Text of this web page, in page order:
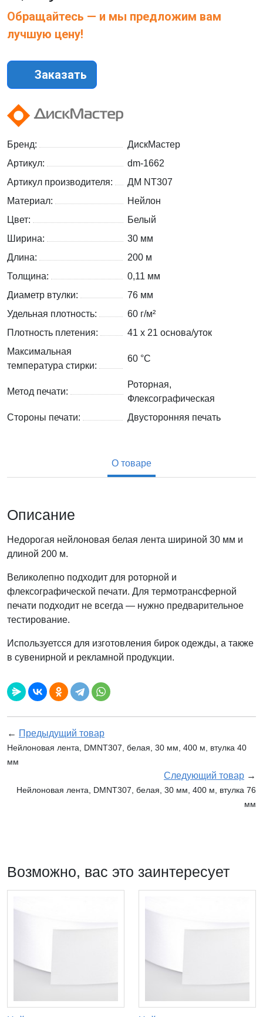
Обращайтесь — и мы предложим вам
лучшую цену!
Заказать
Бренд:
ДискМастер
Артикул:
dm-1662
Артикул производителя:
ДМ NT307
Материал:
Нейлон
Цвет:
Белый
Ширина:
30 мм
Длина:
200 м
Толщина:
0,11 мм
Диаметр втулки:
76 мм
Удельная плотность:
60 г/м²
Плотность плетения:
41 х 21 основа/уток
Максимальная
температура стирки:
60 °C
Метод печати:
Роторная,
Флексографическая
Стороны печати:
Двусторонняя печать
О товаре
Описание
Недорогая нейлоновая белая лента шириной 30 мм и
длиной 200 м.
Великолепно подходит для роторной и
флексографической печати. Для термотрансферной
печати подходит не всегда — нужно предварительное
тестирование.
Используетсся для изготовления бирок одежды, а также
в сувенирной и рекламной продукции.
← Предыдущий товар
Нейлоновая лента, DMNT307, белая, 30 мм, 400 м, втулка 40
мм
Следующий товар →
Нейлоновая лента, DMNT307, белая, 30 мм, 400 м, втулка 76
мм
Возможно, вас это заинтересует